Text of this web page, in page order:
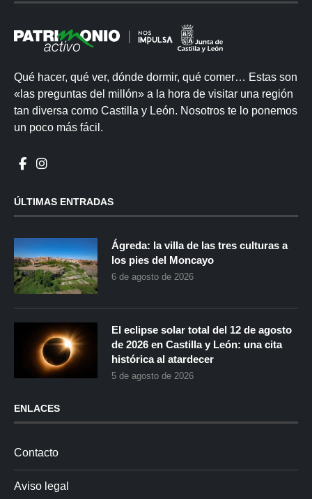
Qué hacer, qué ver, dónde dormir, qué comer… Estas son
«las preguntas del millón» a la hora de visitar una región
tan diversa como Castilla y León. Nosotros te lo ponemos
un poco más fácil.
ÚLTIMAS ENTRADAS
Ágreda: la villa de las tres culturas a
los pies del Moncayo
6 de agosto de 2026
El eclipse solar total del 12 de agosto
de 2026 en Castilla y León: una cita
histórica al atardecer
5 de agosto de 2026
ENLACES
Contacto
Aviso legal